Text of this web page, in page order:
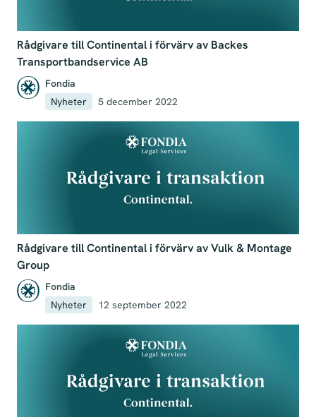
Rådgivare till Continental i förvärv av Backes
Transportbandservice AB
Fondia
Nyheter
5 december 2022
Rådgivare till Continental i förvärv av Vulk & Montage
Group
Fondia
Nyheter
12 september 2022